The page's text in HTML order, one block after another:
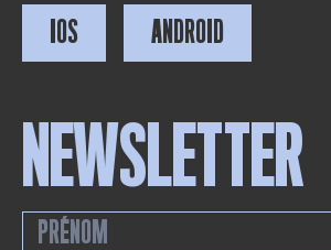
IOS ANDROID
NEWSLETTER